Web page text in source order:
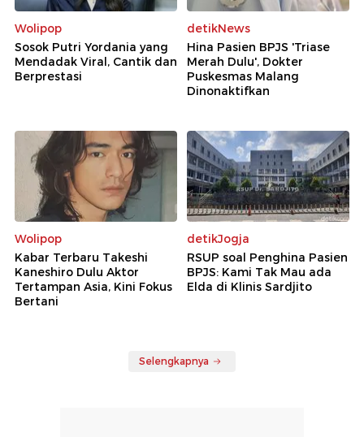
Wolipop
Sosok Putri Yordania yang
Mendadak Viral, Cantik dan
Berprestasi
detikNews
Hina Pasien BPJS 'Triase
Merah Dulu', Dokter
Puskesmas Malang
Dinonaktifkan
Wolipop
Kabar Terbaru Takeshi
Kaneshiro Dulu Aktor
Tertampan Asia, Kini Fokus
Bertani
detikJogja
RSUP soal Penghina Pasien
BPJS: Kami Tak Mau ada
Elda di Klinis Sardjito
Selengkapnya